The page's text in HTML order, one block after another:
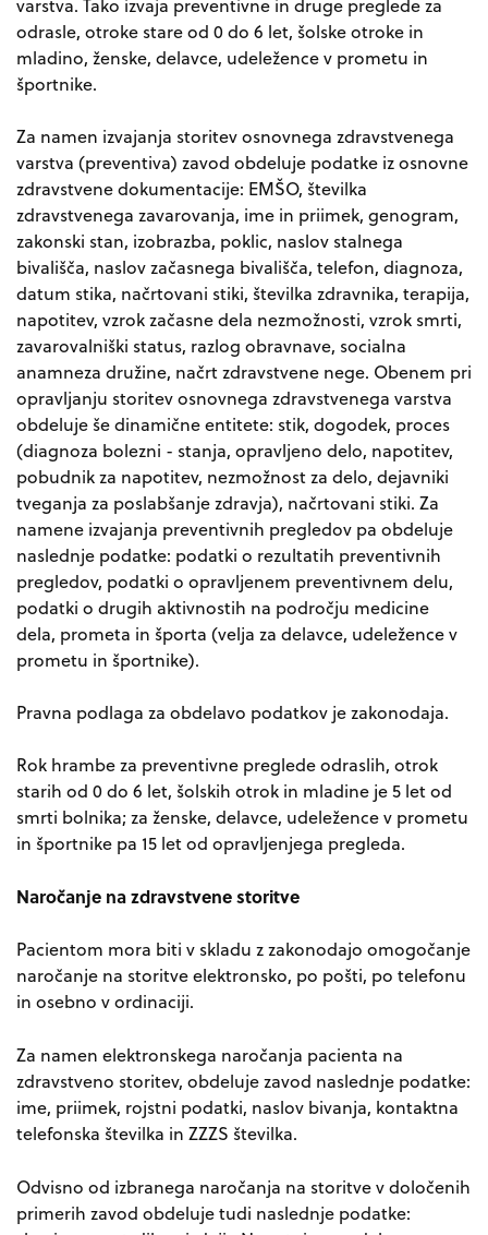
varstva. Tako izvaja preventivne in druge preglede za
odrasle, otroke stare od 0 do 6 let, šolske otroke in
mladino, ženske, delavce, udeležence v prometu in
športnike.
Za namen izvajanja storitev osnovnega zdravstvenega
varstva (preventiva) zavod obdeluje podatke iz osnovne
zdravstvene dokumentacije: EMŠO, številka
zdravstvenega zavarovanja, ime in priimek, genogram,
zakonski stan, izobrazba, poklic, naslov stalnega
bivališča, naslov začasnega bivališča, telefon, diagnoza,
datum stika, načrtovani stiki, številka zdravnika, terapija,
napotitev, vzrok začasne dela nezmožnosti, vzrok smrti,
zavarovalniški status, razlog obravnave, socialna
anamneza družine, načrt zdravstvene nege. Obenem pri
opravljanju storitev osnovnega zdravstvenega varstva
obdeluje še dinamične entitete: stik, dogodek, proces
(diagnoza bolezni - stanja, opravljeno delo, napotitev,
pobudnik za napotitev, nezmožnost za delo, dejavniki
tveganja za poslabšanje zdravja), načrtovani stiki. Za
namene izvajanja preventivnih pregledov pa obdeluje
naslednje podatke: podatki o rezultatih preventivnih
pregledov, podatki o opravljenem preventivnem delu,
podatki o drugih aktivnostih na področju medicine
dela, prometa in športa (velja za delavce, udeležence v
prometu in športnike).
Pravna podlaga za obdelavo podatkov je zakonodaja.
Rok hrambe za preventivne preglede odraslih, otrok
starih od 0 do 6 let, šolskih otrok in mladine je 5 let od
smrti bolnika; za ženske, delavce, udeležence v prometu
in športnike pa 15 let od opravljenjega pregleda.
Naročanje na zdravstvene storitve
Pacientom mora biti v skladu z zakonodajo omogočanje
naročanje na storitve elektronsko, po pošti, po telefonu
in osebno v ordinaciji.
Za namen elektronskega naročanja pacienta na
zdravstveno storitev, obdeluje zavod naslednje podatke:
ime, priimek, rojstni podatki, naslov bivanja, kontaktna
telefonska številka in ZZZS številka.
Odvisno od izbranega naročanja na storitve v določenih
primerih zavod obdeluje tudi naslednje podatke: